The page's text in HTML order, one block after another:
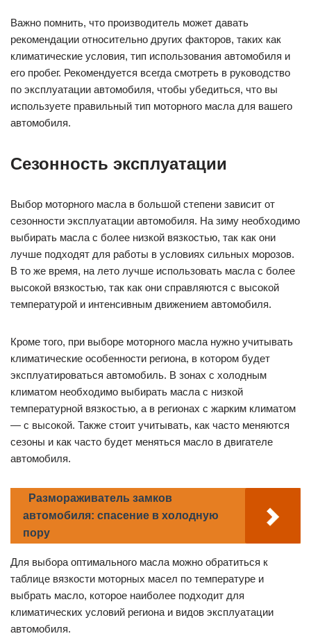
Важно помнить, что производитель может давать
рекомендации относительно других факторов, таких как
климатические условия, тип использования автомобиля и
его пробег. Рекомендуется всегда смотреть в руководство
по эксплуатации автомобиля, чтобы убедиться, что вы
используете правильный тип моторного масла для вашего
автомобиля.
Сезонность эксплуатации
Выбор моторного масла в большой степени зависит от
сезонности эксплуатации автомобиля. На зиму необходимо
выбирать масла с более низкой вязкостью, так как они
лучше подходят для работы в условиях сильных морозов.
В то же время, на лето лучше использовать масла с более
высокой вязкостью, так как они справляются с высокой
температурой и интенсивным движением автомобиля.
Кроме того, при выборе моторного масла нужно учитывать
климатические особенности региона, в котором будет
эксплуатироваться автомобиль. В зонах с холодным
климатом необходимо выбирать масла с низкой
температурной вязкостью, а в регионах с жарким климатом
— с высокой. Также стоит учитывать, как часто меняются
сезоны и как часто будет меняться масло в двигателе
автомобиля.
Размораживатель замков
автомобиля: спасение в холодную
пору
Для выбора оптимального масла можно обратиться к
таблице вязкости моторных масел по температуре и
выбрать масло, которое наиболее подходит для
климатических условий региона и видов эксплуатации
автомобиля.